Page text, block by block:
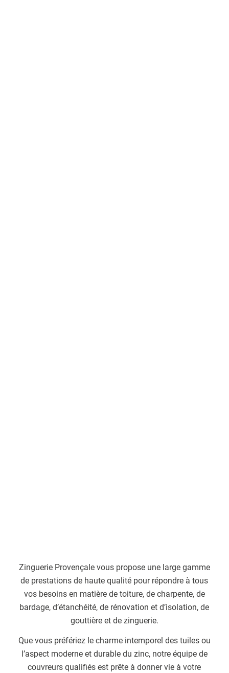
Zinguerie Provençale vous propose une large gamme
de prestations de haute qualité pour répondre à tous
vos besoins en matière de toiture, de charpente, de
bardage, d’étanchéité, de rénovation et d’isolation, de
gouttière et de zinguerie.
Que vous préfériez le charme intemporel des tuiles ou
l’aspect moderne et durable du zinc, notre équipe de
couvreurs qualifiés est prête à donner vie à votre